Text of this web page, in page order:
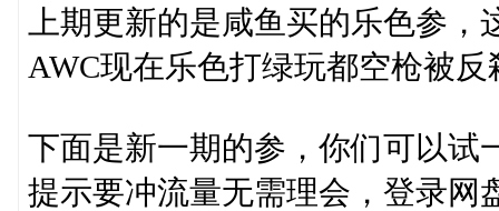
上期更新的是咸鱼买的乐色参
AWC现在乐色打绿玩都空枪被反
下面是新一期的参，你们可以试
提示要冲流量无需理会，登录网